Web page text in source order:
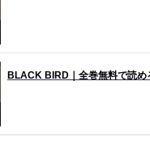
BLACK BIRD｜全巻無料で読め